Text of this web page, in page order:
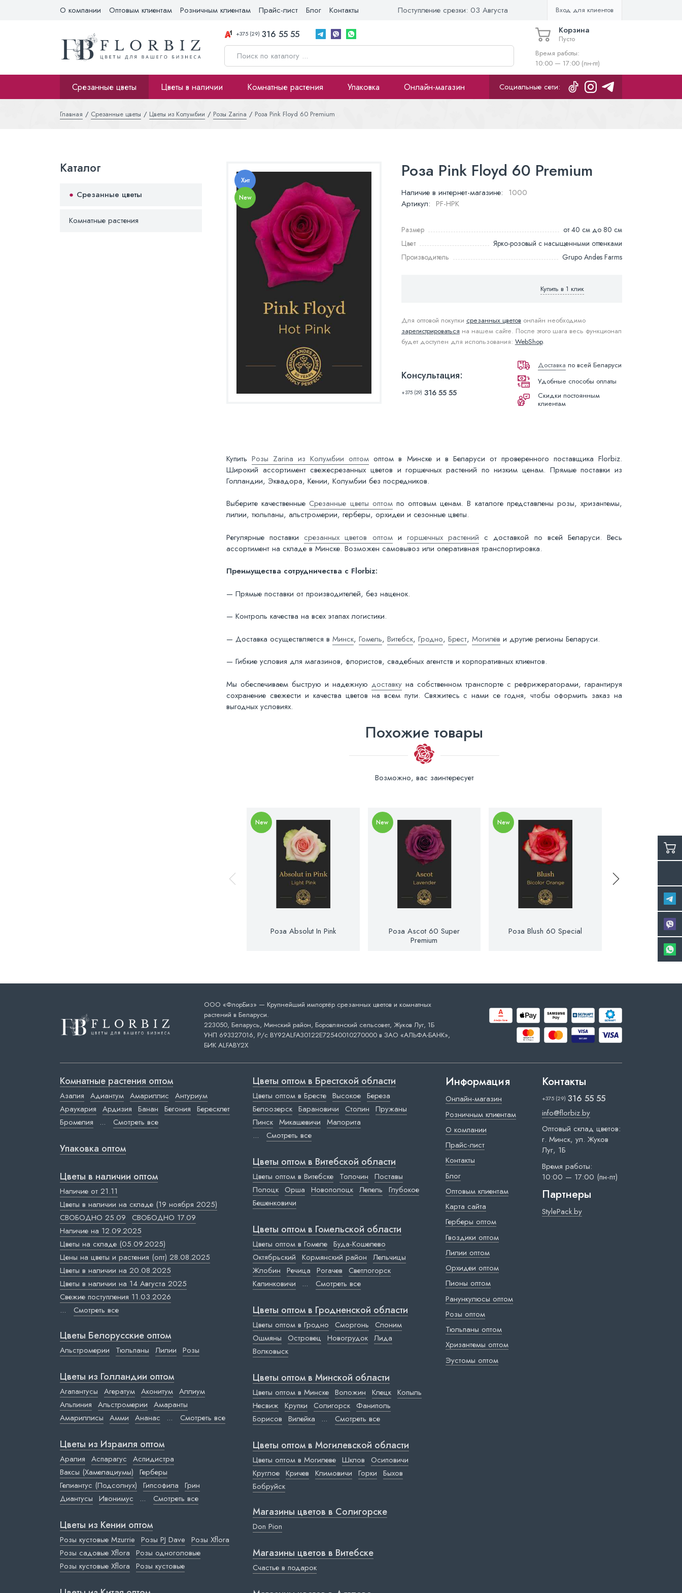
О компании Оптовым клиентам Розничным клиентам Прайс-лист Блог Контакты Поступление срезки: 03 Августа Вход для клиентов
+375 (29) 316 55 55 Корзина
Пусто
Время работы:
10:00 — 17:00 (пн-пт)
Срезанные цветы Цветы в наличии Комнатные растения Упаковка Онлайн-магазин Социальные сети:
Главная Срезанные цветы Цветы из Колумбии Розы Zarina Роза Pink Floyd 60 Premium
Каталог
Срезанные цветы
Комнатные растения
Хит
New
Роза Pink Floyd 60 Premium
Наличие в интернет-магазине: 1000
Артикул: PF-HPK
Размер
от 40 см до 80 см
Цвет
Ярко-розовый с насыщенными оттенками
Производитель
Grupo Andes Farms
Купить в 1 клик
Для оптовой покупки срезанных цветовонлайн необходимо
зарегистрироваться на нашем сайте. После этого шага весь функционал
будет доступен для использования: WebShop.
Консультация:
+375 (29) 316 55 55
Доставка по всей Беларуси
Удобные способы оплаты
Скидки постоянным
клиентам
КупитьРозы Zarina из Колумбии оптом оптом в Минске и в Беларуси от проверенного поставщика Florbiz.
Широкий ассортимент свежесрезанных цветов и горшечных растений по низким ценам. Прямые поставки из
Голландии, Эквадора, Кении, Колумбии без посредников.
Выберите качественныеСрезанные цветы оптомпо оптовым ценам. В каталоге представлены розы, хризантемы,
лилии, тюльпаны, альстромерии, герберы, орхидеи и сезонные цветы.
Регулярные поставкисрезанных цветов оптоми горшечных растений с доставкой по всей Беларуси. Весь
ассортимент на складе в Минске. Возможен самовывоз или оперативная транспортировка.
Преимущества сотрудничества с Florbiz:
— Прямые поставки от производителей, без наценок.
— Контроль качества на всех этапах логистики.
— Доставка осуществляется в Минск, Гомель, Витебск, Гродно, Брест, Могилёв и другие регионы Беларуси.
— Гибкие условия для магазинов, флористов, свадебных агентств и корпоративных клиентов.
Мы обеспечиваем быструю и надежную доставку на собственном транспорте с рефрижераторами, гарантируя
сохранение свежести и качества цветов на всем пути. Свяжитесь с нами се годня, чтобы оформить заказ на
выгодных условиях.
Похожие товары
Возможно, вас заинтересует
New
Роза Absolut In Pink
New
Роза Ascot 60 Super
Premium
New
Роза Blush 60 Special
Роза Deep
Premium
ООО «ФлорБиз» — Крупнейший импортёр срезанных цветов и комнатных
растений в Беларуси.
223050, Беларусь, Минский район, Боровлянский сельсовет, Жуков Луг, 1Б
УНП 693327016, Р/с BY92ALFA30122E72540010270000 в ЗАО «АЛЬФА-БАНК»,
БИК ALFABY2X
Комнатные растения оптом
Азалия Адиантум Амариллис Антуриум
Араукария Ардизия Банан Бегония Бересклет
Бромелия
... Смотреть все
Упаковка оптом
Цветы в наличии оптом
Наличие от 21.11
Цветы в наличии на складе (19 ноября 2025)
СВОБОДНО 25.09 СВОБОДНО 17.09
Наличие на 12.09.2025
Цветы на складе (05.09.2025)
Цены на цветы и растения (опт) 28.08.2025
Цветы в наличии на 20.08.2025
Цветы в наличии на 14 Августа 2025
Свежие поступления 11.03.2026
... Смотреть все
Цветы Белорусские оптом
Альстромерии Тюльпаны Лилии Розы
Цветы из Голландии оптом
Агапантусы Агератум Аконитум Аллиум
Альпиния Альстромерии Амаранты
Амариллисы Амми Ананас ... Смотреть все
Цветы из Израиля оптом
Аралия Аспарагус Аспидистра
Ваксы (Хамелациумы) Герберы
Гелиантус (Подсолнух) Гипсофила Грин
Диантусы Ивонимус ... Смотреть все
Цветы из Кении оптом
Розы кустовые Mzurrie Розы PJ Dave Розы Xflora
Розы садовые Xflora Розы одноголовые
Розы кустовые Xflora Розы кустовые
Цветы оптом в Брестской области
Цветы оптом в Бресте Высокое Береза
Белоозерск Барановичи Столин Пружаны
Пинск Микашевичи Малорита
... Смотреть все
Цветы оптом в Витебской области
Цветы оптом в Витебске Толочин Поставы
Полоцк Орша Новополоцк Лепель Глубокое
Бешенковичи
Цветы оптом в Гомельской области
Цветы оптом в Гомеле Буда-Кошелево
Октябрьский Кормянский район Лельчицы
Жлобин Речица Рогачев Светлогорск
Калинковичи
... Смотреть все
Цветы оптом в Гродненской области
Цветы оптом в Гродно Сморгонь Слоним
Ошмяны Островец Новогрудок Лида
Волковыск
Цветы оптом в Минской области
Цветы оптом в Минске Воложин Клецк Копыль
Несвиж Крупки Солигорск Фаниполь
Борисов Вилейка ... Смотреть все
Цветы оптом в Могилевской области
Цветы оптом в Могилеве Шклов Осиповичи
Круглое Кричев Климовичи Горки Быхов
Бобруйск
Магазины цветов в Cолигорске
Don Pion
Магазины цветов в Витебске
Счастье в подарок
Информация
Онлайн-магазин
Розничным клиентам
О компании
Прайс-лист
Контакты
Блог
Оптовым клиентам
Карта сайта
Герберы оптом
Гвоздики оптом
Лилии оптом
Орхидеи оптом
Пионы оптом
Ранункулюсы оптом
Розы оптом
Тюльпаны оптом
Хризантемы оптом
Эустомы оптом
Контакты
+375 (29) 316 55 55
info@florbiz.by
Оптовый склад цветов:
г. Минск, ул. Жуков
Луг, 1Б
Время работы:
10:00 — 17:00 (пн-пт)
Партнеры
StylePack.by